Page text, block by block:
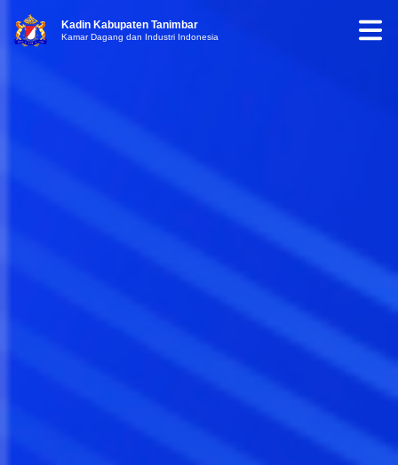
Kadin Kabupaten Tanimbar
Kamar Dagang dan Industri Indonesia